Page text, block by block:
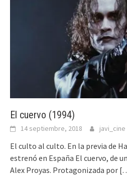
El cuervo (1994)
14 septiembre, 2018 javi_cine
El culto al culto. En la previa de
estrenó en España El cuervo, de
Alex Proyas. Protagonizada por